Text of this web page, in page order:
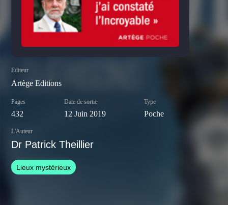
Editeur
Artège Editions
Pages
432
Date de sortie
12 Juin 2019
Type
Poche
L'Auteur
Dr Patrick Theillier
Lieux mystérieux